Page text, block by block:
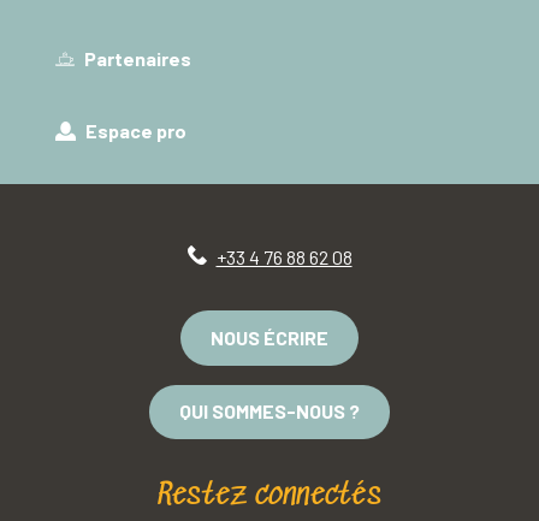
Partenaires
Espace pro
+33 4 76 88 62 08
NOUS ÉCRIRE
QUI SOMMES-NOUS ?
Restez connectés